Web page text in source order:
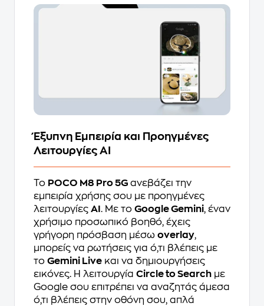
Έξυπνη Εμπειρία και Προηγμένες
Λειτουργίες AI
Το POCO M8 Pro 5G ανεβάζει την
εμπειρία χρήσης σου με προηγμένες
λειτουργίες AI . Με το Google Gemini, έναν
χρήσιμο προσωπικό βοηθό, έχεις
γρήγορη πρόσβαση μέσω overlay,
μπορείς να ρωτήσεις για ό,τι βλέπεις με
το Gemini Live και να δημιουργήσεις
εικόνες. Η λειτουργία Circle to Search με
Google σου επιτρέπει να αναζητάς άμεσα
ό,τι βλέπεις στην οθόνη σου, απλά